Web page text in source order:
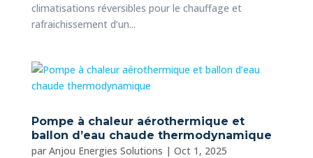
climatisations réversibles pour le chauffage et
rafraichissement d’un...
Pompe à chaleur aérothermique et
ballon d’eau chaude thermodynamique
par Anjou Energies Solutions | Oct 1, 2025